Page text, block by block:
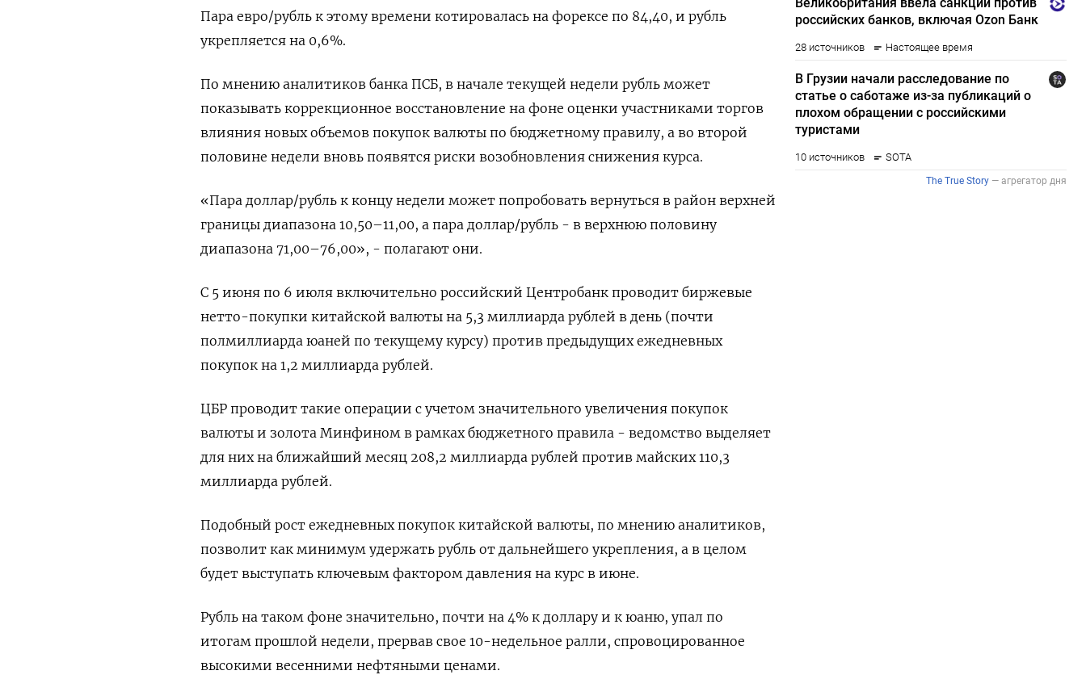
Пара евро/рубль к этому времени котировалась на форексе по 84,40, и рубль
укрепляется на 0,6%.
По мнению ​аналитиков банка ПСБ, в начале текущей недели рубль может
показывать коррекционное восстановление на фоне оценки участниками торгов
влияния новых ‌объемов покупок валюты по бюджетному правилу, а во второй
половине недели вновь появятся риски возобновления снижения курса.
«Пара доллар/рубль к ​концу недели может попробовать вернуться в район верхней
границы диапазона 10,50–11,00, а пара доллар/рубль - в верхнюю половину
диапазона 71,00–76,00», - полагают они.
С ‌5 июня по 6 июля включительно российский Центробанк проводит биржевые
нетто-покупки китайской валюты на 5,3 миллиарда рублей в день (почти
полмиллиарда юаней по текущему курсу) против предыдущих ежедневных
покупок на 1,2 миллиарда рублей.
ЦБР проводит такие операции с ​учетом значительного увеличения покупок
валюты и ​золота Минфином в рамках бюджетного правила - ‌ведомство выделяет
для них на ближайший месяц 208,2 миллиарда рублей против майских 110,3
миллиарда рублей.
Подобный рост ежедневных покупок китайской ​валюты, по мнению аналитиков,
позволит как минимум удержать рубль от дальнейшего укрепления, а в целом
будет выступать ключевым фактором давления на курс в июне.
Рубль на таком фоне значительно, почти на 4% к доллару и к юаню, упал по
итогам прошлой недели, прервав свое 10-недельное ралли, спровоцированное
высокими весенними нефтяными ценами.